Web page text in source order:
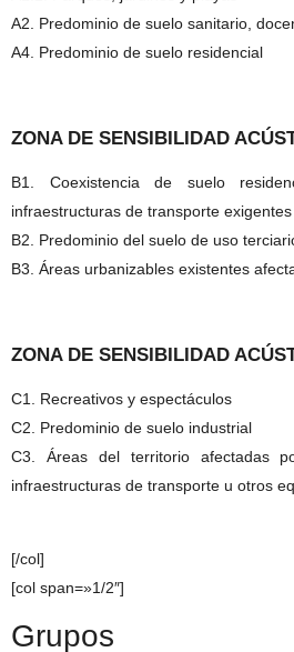
A2. Predominio de suelo sanitario,
A4. Predominio de suelo residencial
ZONA DE SENSIBILIDAD
B1. Coexistencia de suelo
infraestructuras de transporte exigentes
B2. Predominio del suelo de uso
B3. Áreas urbanizables existentes
ZONA DE SENSIBILIDAD
C1. Recreativos y espectáculos
C2. Predominio de suelo industrial
C3. Áreas del territorio afectadas
infraestructuras de transporte u otros
[/col]
[col span=»1/2″]
Grupos